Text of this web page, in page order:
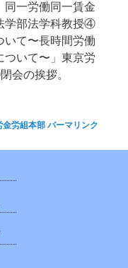
同一労働同一賃金
学部法学科教授④
いて〜長時間労働
ついて〜」東京労
会の挨拶。
金労組本部 パーマリンク